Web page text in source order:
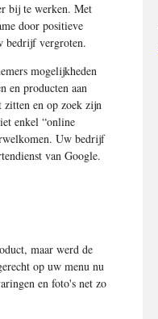
bij te werken. Met
door positieve
bedrijf vergroten.
mogelijkheden
en producten aan
zitten en op zoek zijn
enkel “online
Uw bedrijf
van Google.
maar werd de
op uw menu nu
en foto's net zo